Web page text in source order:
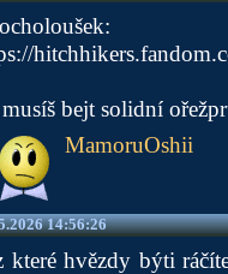
bejt solidní
MamoruOshii
14:56:26
které hvězdy býti